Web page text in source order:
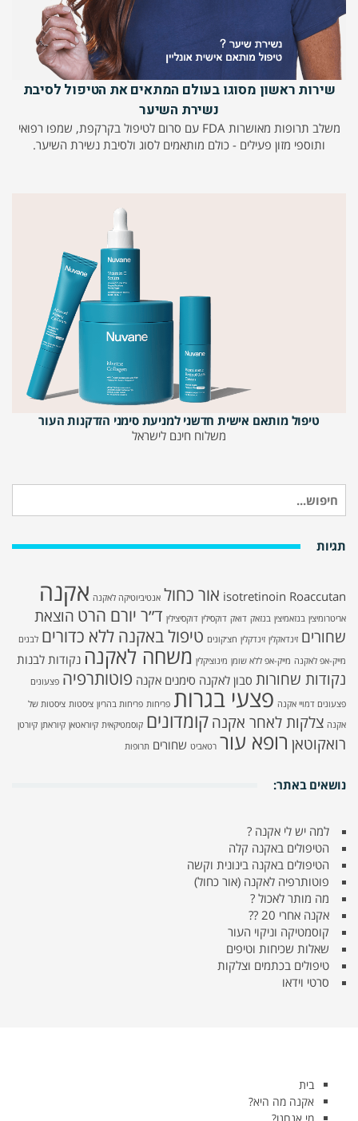
שירות ראשון מסוגו בעולם המתאים את הטיפול לסיבת
נשירת השיער
משלב תרופות מאושרות FDA עם סרום לטיפול בקרקפת, שמפו רפואי
ותוספי מזון פעילים - כולם מותאמים לסוג ולסיבת נשירת השיער.
טיפול מותאם אישית חדשני למניעת סימני הזדקנות העור
משלוח חינם לישראל
עבור:
תגיות
isotretinoin Roaccutan אור כחול אנטיביוטיקה לאקנה אקנה
אריטרומיצין בנזאמיצין בנזאק דואק דוקסילין דוקסיצילין ד״ר יורם הרט הוצאת
שחורים זינדאקלין זינדקלין חצ׳קונים טיפול באקנה ללא כדורים לבנים
מייק-אפ לאקנה מייק-אפ ללא שומן מינוציקלין משחה לאקנה נקודות לבנות
נקודות שחורות סבון לאקנה סימנים אקנה פוטותרפיה פצעונים
פצעונים דמויי אקנה פצעי בגרות פריחות פריחות בהריון ציסטות ציסטות של
אקנה צלקות לאחר אקנה קומדונים קוסמטיקאית קיוראטאן קיוראתן קיורטן
רואקוטאן רופא עור רטאביט שחורים תרופות
נושאים באתר:
למה יש לי אקנה ?
הטיפולים באקנה קלה
הטיפולים באקנה בינונית וקשה
פוטותרפיה לאקנה (אור כחול)
מה מותר לאכול ?
אקנה אחרי 20 ??
קוסמטיקה וניקוי העור
שאלות שכיחות וטיפים
טיפולים בכתמים וצלקות
סרטי וידאו
בית
אקנה מה היא?